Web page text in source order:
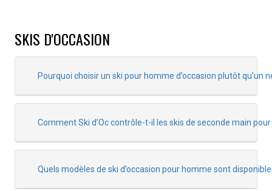
SKIS D'OCCASION
Pourquoi choisir un ski pour homme d’occasion plutôt qu’un
Comment Ski d’Oc contrôle-t-il les skis de seconde main
Quels modèles de ski d’occasion pour homme sont